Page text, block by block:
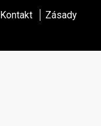
Kontakt
Zásady